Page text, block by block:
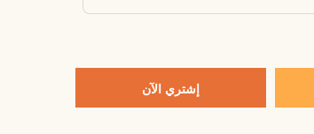
إشتري الآن